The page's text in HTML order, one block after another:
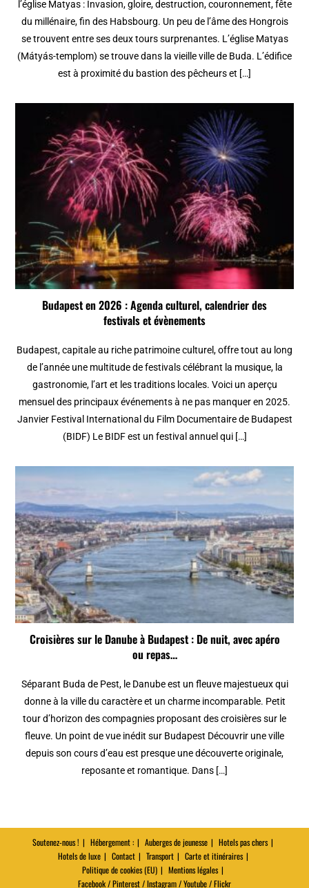
l’église Matyas : Invasion, gloire, destruction, couronnement, fête
du millénaire, fin des Habsbourg. Un peu de l’âme des Hongrois
se trouvent entre ses deux tours surprenantes. L’église Matyas
(Mátyás-templom) se trouve dans la vieille ville de Buda. L’édifice
est à proximité du bastion des pêcheurs et […]
Budapest en 2026 : Agenda culturel, calendrier des
festivals et évènements
Budapest, capitale au riche patrimoine culturel, offre tout au long
de l’année une multitude de festivals célébrant la musique, la
gastronomie, l’art et les traditions locales. Voici un aperçu
mensuel des principaux événements à ne pas manquer en 2025.
Janvier Festival International du Film Documentaire de Budapest
(BIDF) Le BIDF est un festival annuel qui […]
Croisières sur le Danube à Budapest : De nuit, avec apéro
ou repas…
Séparant Buda de Pest, le Danube est un fleuve majestueux qui
donne à la ville du caractère et un charme incomparable. Petit
tour d’horizon des compagnies proposant des croisières sur le
fleuve. Un point de vue inédit sur Budapest Découvrir une ville
depuis son cours d’eau est presque une découverte originale,
reposante et romantique. Dans […]
Soutenez-nous ! Hébergement : Auberges de jeunesse
Hotels pas chers
Hotels de luxe
Contact Transport
Carte et itinéraires
Politique de cookies (EU)
Mentions légales
Facebook / Pinterest / Instagram / Youtube / Flickr